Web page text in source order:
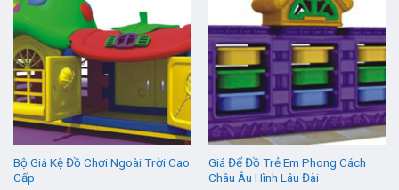
Bộ Giá Kệ Đồ Chơi Ngoài Trời Cao
Cấp
Giá Để Đồ Trẻ Em Phong Cách
Châu Âu Hình Lâu Đài